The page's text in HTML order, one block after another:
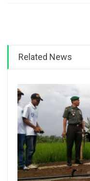
Related News